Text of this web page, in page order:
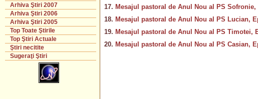
Arhiva Ştiri 2007
Arhiva Ştiri 2006
Arhiva Ştiri 2005
Top Toate Ştirile
Top Ştiri Actuale
Ştiri necitite
Sugeraţi Ştiri
17. Mesajul pastoral de Anul Nou al PS
18. Mesajul pastoral de Anul Nou al PS Lucian,
19. Mesajul pastoral de Anul Nou al PS Timotei,
20. Mesajul pastoral de Anul Nou al PS Casian,